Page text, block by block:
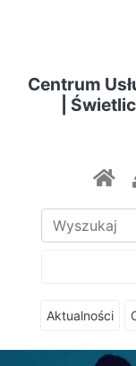
Centrum
|
Aktualności